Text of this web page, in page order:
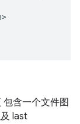
含一个文件图
last